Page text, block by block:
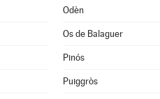
Odèn
Os de Balaguer
Pinós
Puiggròs